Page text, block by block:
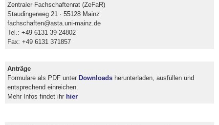
Zentraler Fachschaftenrat (ZeFaR)
Staudingerweg 21 · 55128 Mainz
fachschaften@asta.uni-mainz.de
Tel.: +49 6131 39-24802
Fax: +49 6131 371857
Anträge
Formulare als PDF unterDownloads herunterladen, ausfüllen und
entsprechend einreichen.
Mehr Infos findet ihr hier